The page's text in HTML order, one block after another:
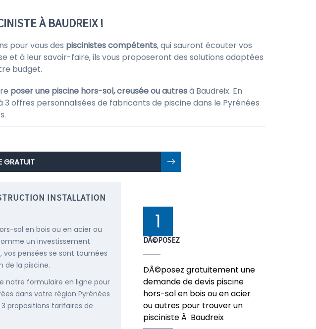
À BAUDREIX !
pour vous des piscinistes compétents, qui sauront écouter vos
à leur savoir-faire, ils vous proposeront des solutions adaptées
budget.
poser une piscine hors-sol, creusée ou autresà Baudreix. En
3 offres personnalisées de fabricants de piscine dans le Pyrénées
GRATUIT
INSTALLATION
sol en bois ou en acier ou
un investissement
pensées se sont tournées
de la piscine.
notre formulaire en ligne pour
dans votre région Pyrénées
propositions tarifaires de
1
DÃ©POSEZ
DÃ©posez gratuitement une
demande de devis piscine
hors-sol en bois ou en acier
ou autres pour trouver un
pisciniste Ã Baudreix